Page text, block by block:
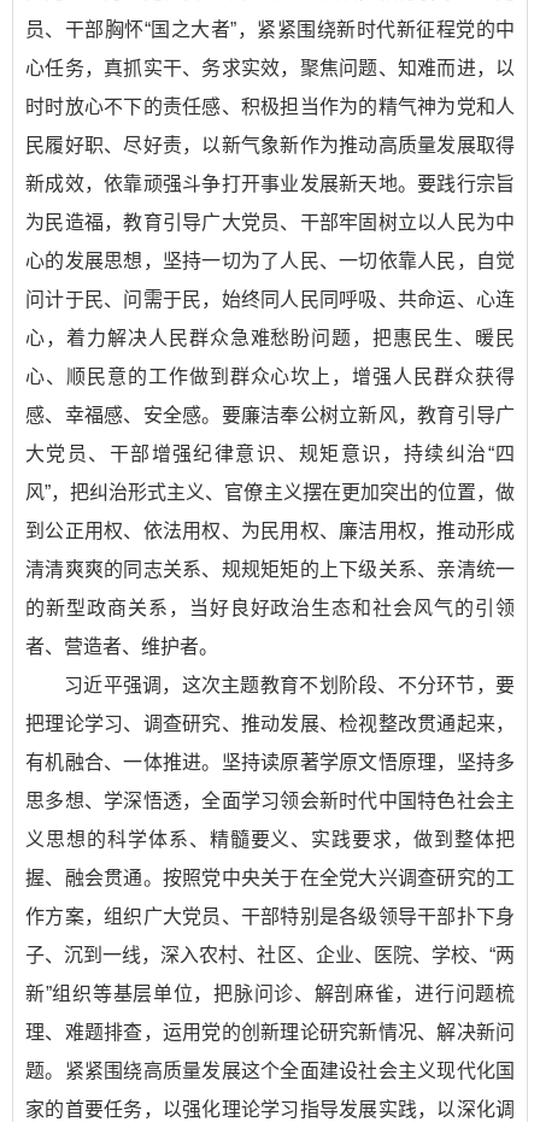
员、干部胸怀“国之大者”，紧紧围绕新时代新征程党的中
心任务，真抓实干、务求实效，聚焦问题、知难而进，以
时时放心不下的责任感、积极担当作为的精气神为党和人
民履好职、尽好责，以新气象新作为推动高质量发展取得
新成效，依靠顽强斗争打开事业发展新天地。要践行宗旨
为民造福，教育引导广大党员、干部牢固树立以人民为中
心的发展思想，坚持一切为了人民、一切依靠人民，自觉
问计于民、问需于民，始终同人民同呼吸、共命运、心连
心，着力解决人民群众急难愁盼问题，把惠民生、暖民
心、顺民意的工作做到群众心坎上，增强人民群众获得
感、幸福感、安全感。要廉洁奉公树立新风，教育引导广
大党员、干部增强纪律意识、规矩意识，持续纠治“四
风”，把纠治形式主义、官僚主义摆在更加突出的位置，做
到公正用权、依法用权、为民用权、廉洁用权，推动形成
清清爽爽的同志关系、规规矩矩的上下级关系、亲清统一
的新型政商关系，当好良好政治生态和社会风气的引领
者、营造者、维护者。
习近平强调，这次主题教育不划阶段、不分环节，要
把理论学习、调查研究、推动发展、检视整改贯通起来，
有机融合、一体推进。坚持读原著学原文悟原理，坚持多
思多想、学深悟透，全面学习领会新时代中国特色社会主
义思想的科学体系、精髓要义、实践要求，做到整体把
握、融会贯通。按照党中央关于在全党大兴调查研究的工
作方案，组织广大党员、干部特别是各级领导干部扑下身
子、沉到一线，深入农村、社区、企业、医院、学校、“两
新”组织等基层单位，把脉问诊、解剖麻雀，进行问题梳
理、难题排查，运用党的创新理论研究新情况、解决新问
题。紧紧围绕高质量发展这个全面建设社会主义现代化国
家的首要任务，以强化理论学习指导发展实践，以深化调